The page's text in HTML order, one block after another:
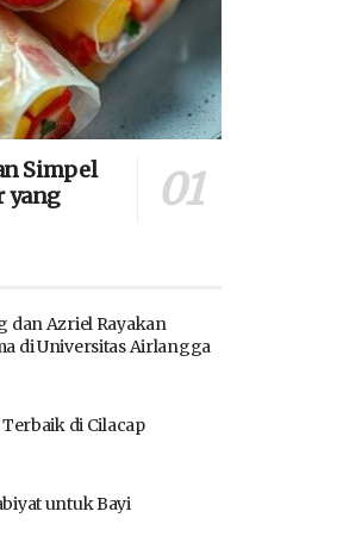
Simpel
yang
dan Azriel Rayakan
di Universitas Airlangga
di Cilacap
untuk Bayi